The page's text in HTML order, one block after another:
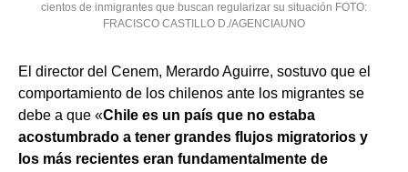
cientos de inmigrantes que buscan regularizar su situación FOTO:
FRACISCO CASTILLO D./AGENCIAUNO
El director del Cenem, Merardo Aguirre, sostuvo que el
comportamiento de los chilenos ante los migrantes se
debe a que «Chile es un país que no estaba
acostumbrado a tener grandes flujos migratorios y
los más recientes eran fundamentalmente de